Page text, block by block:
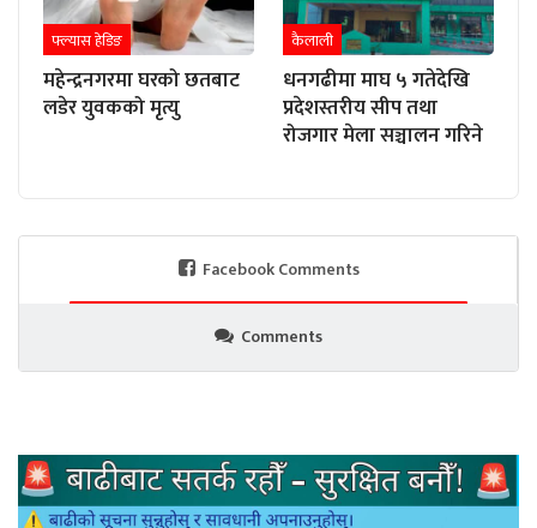
फ्ल्यास हेडिङ
महेन्द्रनगरमा घरको छतबाट
लडेर युवकको मृत्यु
कैलाली
धनगढीमा माघ ५ गतेदेखि
प्रदेशस्तरीय सीप तथा
रोजगार मेला सञ्चालन गरिने
Facebook Comments
Comments